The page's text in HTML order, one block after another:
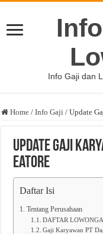
Info Gaji dan
Home / Info Gaji / Update
Update Gaji
Eatore
Daftar Isi
Tentang Perusahaan
DAFTAR
Gaji Karyawan PT